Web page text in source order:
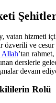
vatan hizmeti
özverili ve
Allah’tan
derslerle
devam
Rolü